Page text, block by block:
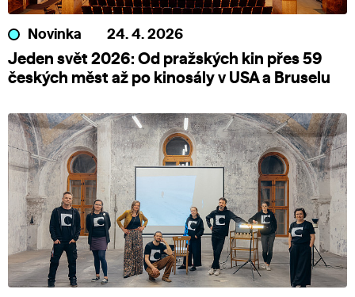
Novinka 24. 4. 2026
Jeden svět 2026: Od pražských kin přes 59
českých měst až po kinosály v USA a Bruselu